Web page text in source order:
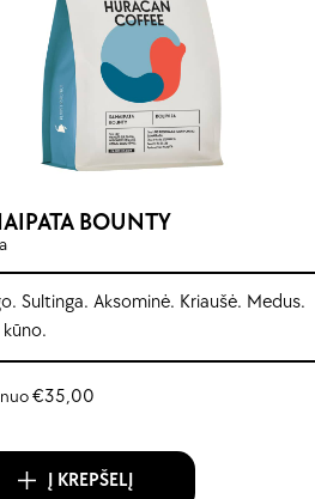
BOUNTY
Sultinga. Aksominė. Kriaušė. Medus.
€35,00
Į KREPŠELĮ